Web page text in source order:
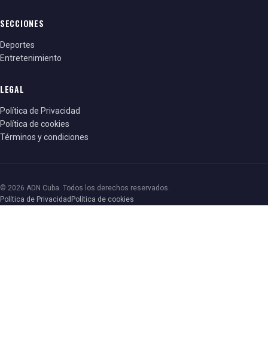
SECCIONES
Deportes
Entretenimiento
LEGAL
Política de Privacidad
Política de cookies
Términos y condiciones
© 2026 ADN Cuba. Todos los derechos reservados.
Política de Privacidad Política de cookies